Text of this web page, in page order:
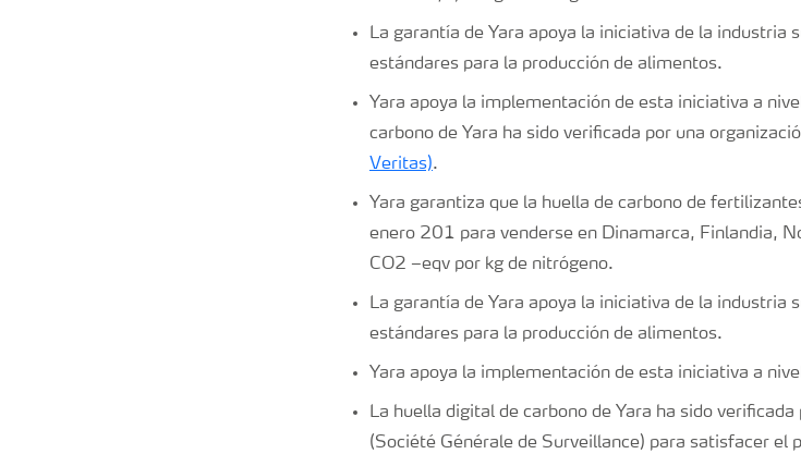
La garantía de Yara apoya la iniciativa de la industria
estándares para la producción de alimentos.
Yara apoya la implementación de esta iniciativa a
carbono de Yara ha sido verificada por una
Veritas).
Yara garantiza que la huella de carbono de
enero 201 para venderse en Dinamarca, Finlandia,
CO2 –eqv por kg de nitrógeno.
La garantía de Yara apoya la iniciativa de la industria
estándares para la producción de alimentos.
Yara apoya la implementación de esta iniciativa a
La huella digital de carbono de Yara ha sido
(Société Générale de Surveillance) para satisfacer el